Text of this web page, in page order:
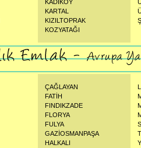
KADIKÖY
KARTAL
KIZILTOPRAK
KOZYATAĞI
ÇAĞLAYAN
FATİH
FINDIKZADE
FLORYA
FULYA
GAZİOSMANPAŞA
HALKALI